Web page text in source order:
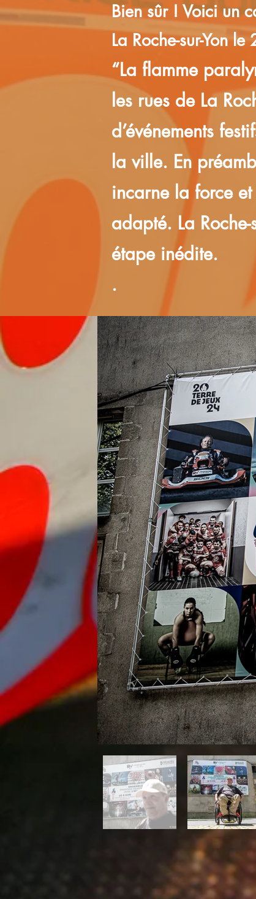
Bien sûr ! Voici un
La Roche-sur-Yon
“La flamme
les rues de La
d’événements
la ville. En
incarne la force
adapté. La
étape inédite.
.